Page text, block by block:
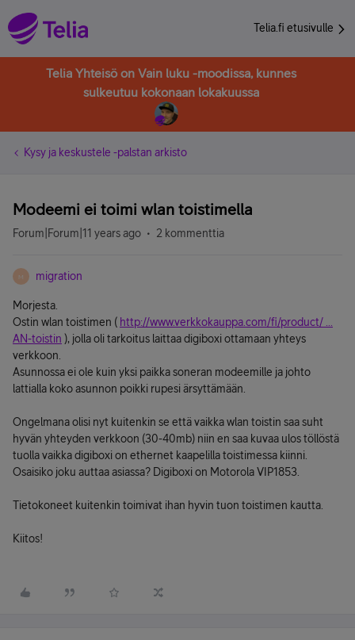
Telia.fi etusivulle
Telia Yhteisö on Vain luku -moodissa, kunnes
sulkeutuu kokonaan lokakuussa
Kysy ja keskustele -palstan arkisto
Modeemi ei toimi wlan toistimella
Forum|Forum|11 years ago 2 kommenttia
M migration
Morjesta.
Ostin wlan toistimen ( http://www.verkkokauppa.com/fi/product/ ...
AN-toistin ), jolla oli tarkoitus laittaa digiboxi ottamaan yhteys
verkkoon.
Asunnossa ei ole kuin yksi paikka soneran modeemille ja johto
lattialla koko asunnon poikki rupesi ärsyttämään.
Ongelmana olisi nyt kuitenkin se että vaikka wlan toistin saa suht
hyvän yhteyden verkkoon (30-40mb) niin en saa kuvaa ulos töllöstä
tuolla vaikka digiboxi on ethernet kaapelilla toistimessa kiinni.
Osaisiko joku auttaa asiassa? Digiboxi on Motorola VIP1853.
Tietokoneet kuitenkin toimivat ihan hyvin tuon toistimen kautta.
Kiitos!